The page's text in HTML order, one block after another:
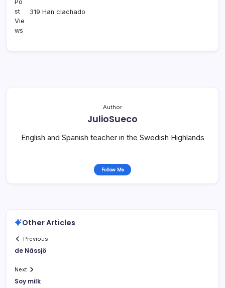
319 Han clachado
Author
JulioSueco
English and Spanish teacher in the Swedish Highlands
Follow Me
Other Articles
Previous
de Nässjö
Next
Soy milk